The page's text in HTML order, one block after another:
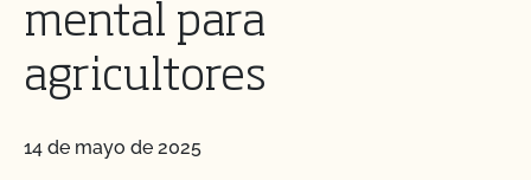
mental para
agricultores
14 de mayo de 2025